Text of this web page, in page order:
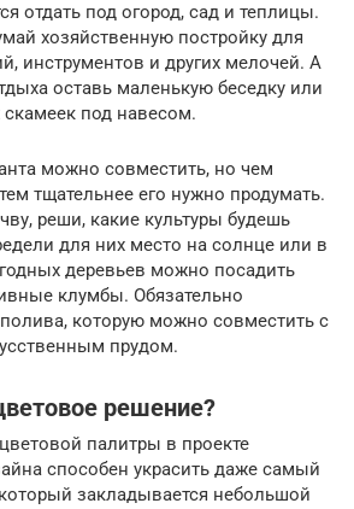
отдать под огород, сад и теплицы.
хозяйственную постройку для
инструментов и других мелочей. А
оставь маленькую беседку или
под навесом.
можно совместить, но чем
тщательнее его нужно продумать.
реши, какие культуры будешь
для них место на солнце или в
деревьев можно посадить
клумбы. Обязательно
которую можно совместить с
прудом.
решение?
палитры в проекте
способен украсить даже самый
закладывается небольшой